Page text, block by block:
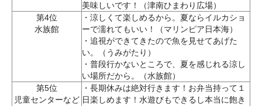
美味しいです！（津南ひまわり広場）
第4位
水族館
・涼しくて楽しめるから。夏ならイルカショ
ーで濡れてもいい！（マリンピア日本海）
・追視ができてきたので魚を見せてあげた
い。（うみがたり）
・普段行かないところで、夏を感じれる涼し
い場所だから。（水族館）
第5位
児童センターなど
・長期休みは絶対行きます！お弁当持って１
日楽しめます！水遊びもできるし本当に飽き